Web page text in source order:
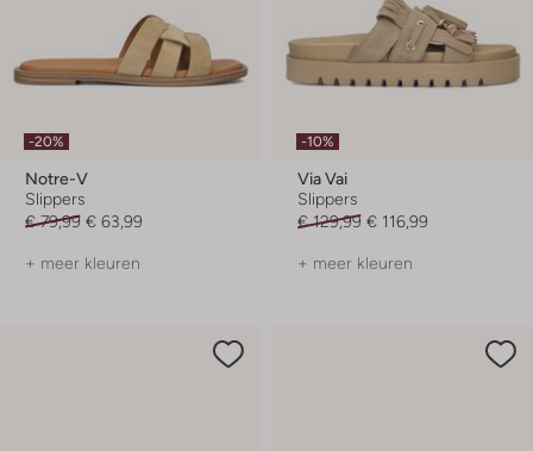
-20%
Notre-V
Slippers
€ 79,99 € 63,99
+ meer kleuren
-10%
Via Vai
Slippers
€ 129,99 € 116,99
+ meer kleuren